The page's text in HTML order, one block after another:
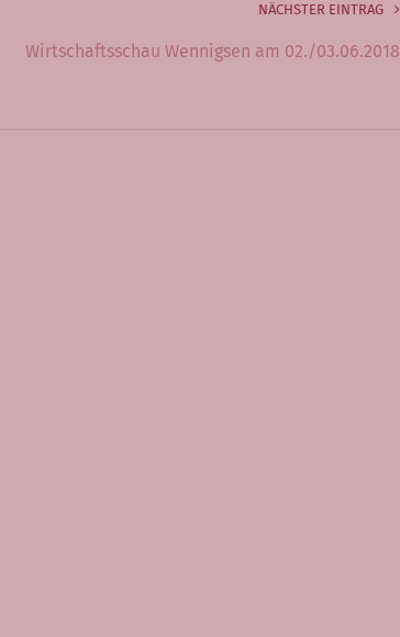
NÄCHSTER EINTRAG
Wirtschaftsschau Wennigsen am 02./03.06.2018